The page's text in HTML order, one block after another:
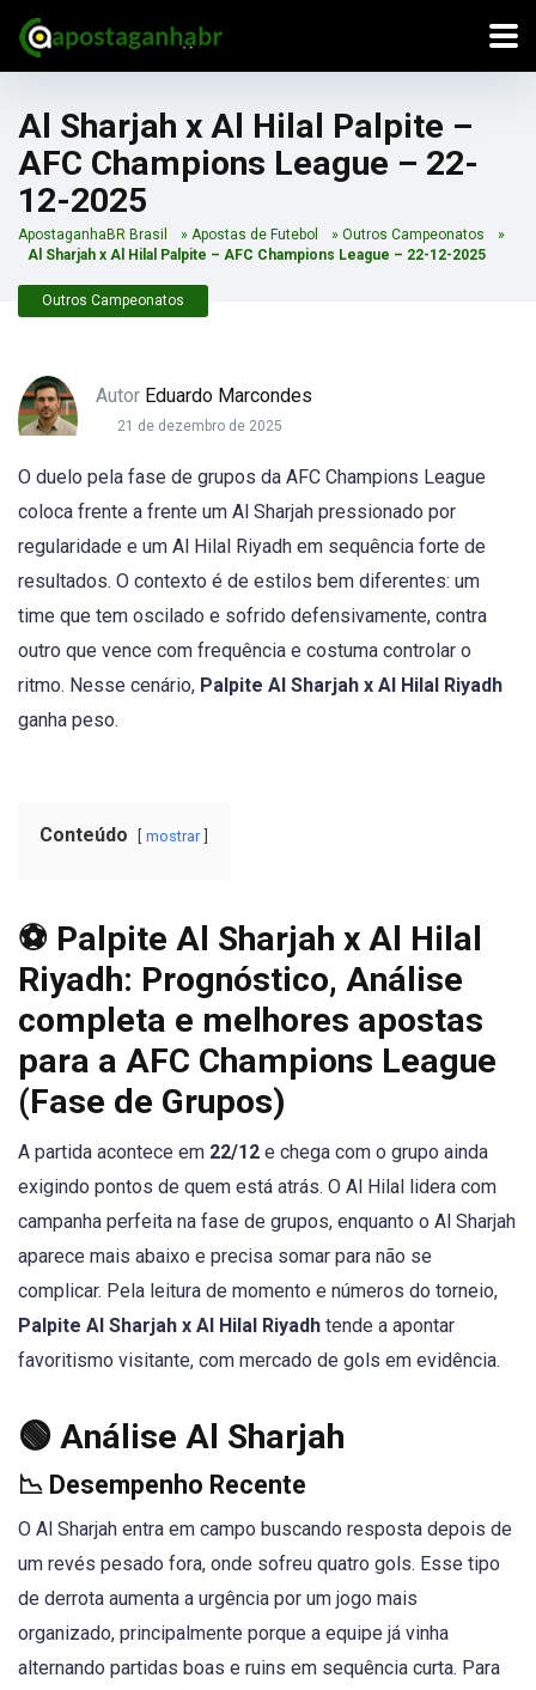
Al Sharjah x Al Hilal Palpite –
AFC Champions League – 22-
12-2025
ApostaganhaBR Brasil » Apostas de Futebol » Outros Campeonatos
»
Al Sharjah x Al Hilal Palpite – AFC Champions League – 22-12-2025
Outros Campeonatos
Autor Eduardo Marcondes
21 de dezembro de 2025
O duelo pela fase de grupos da AFC Champions League
coloca frente a frente um Al Sharjah pressionado por
regularidade e um Al Hilal Riyadh em sequência forte de
resultados. O contexto é de estilos bem diferentes: um
time que tem oscilado e sofrido defensivamente, contra
outro que vence com frequência e costuma controlar o
ritmo. Nesse cenário, Palpite Al Sharjah x Al Hilal Riyadh
ganha peso.
Conteúdo mostrar
⚽ Palpite Al Sharjah x Al Hilal
Riyadh: Prognóstico, Análise
completa e melhores apostas
para a AFC Champions League
(Fase de Grupos)
A partida acontece em 22/12 e chega com o grupo ainda
exigindo pontos de quem está atrás. O Al Hilal lidera com
campanha perfeita na fase de grupos, enquanto o Al Sharjah
aparece mais abaixo e precisa somar para não se
complicar. Pela leitura de momento e números do torneio,
Palpite Al Sharjah x Al Hilal Riyadh tende a apontar
favoritismo visitante, com mercado de gols em evidência.
🟢 Análise Al Sharjah
📉 Desempenho Recente
O Al Sharjah entra em campo buscando resposta depois de
um revés pesado fora, onde sofreu quatro gols. Esse tipo
de derrota aumenta a urgência por um jogo mais
organizado, principalmente porque a equipe já vinha
alternando partidas boas e ruins em sequência curta. Para